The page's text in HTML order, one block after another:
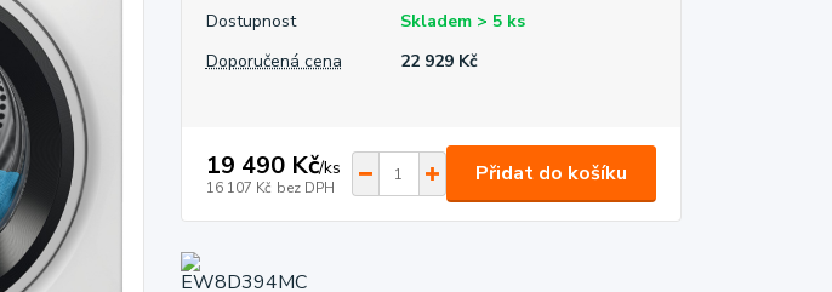
Dostupnost
Skladem > 5 ks
Doporučená cena
22 929 Kč
19 490 Kč/ks
16 107 Kč bez DPH
Přidat do košíku